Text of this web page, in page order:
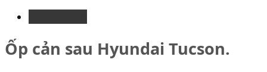
Ốp cản sau Hyundai Tucson.